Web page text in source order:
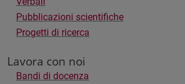
Pubblicazioni scientifiche
Progetti di ricerca
Lavora con noi
Bandi di docenza